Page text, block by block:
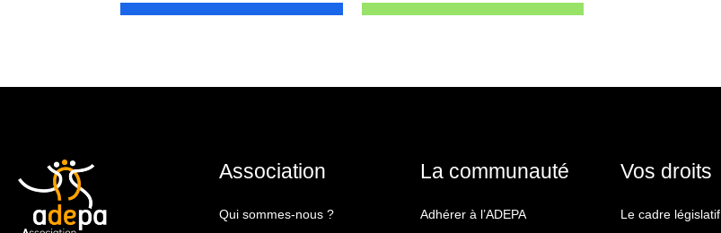
Association
Qui sommes-nous ?
La communauté
Adhérer à l’ADEPA
Vos droits
Le cadre législatif